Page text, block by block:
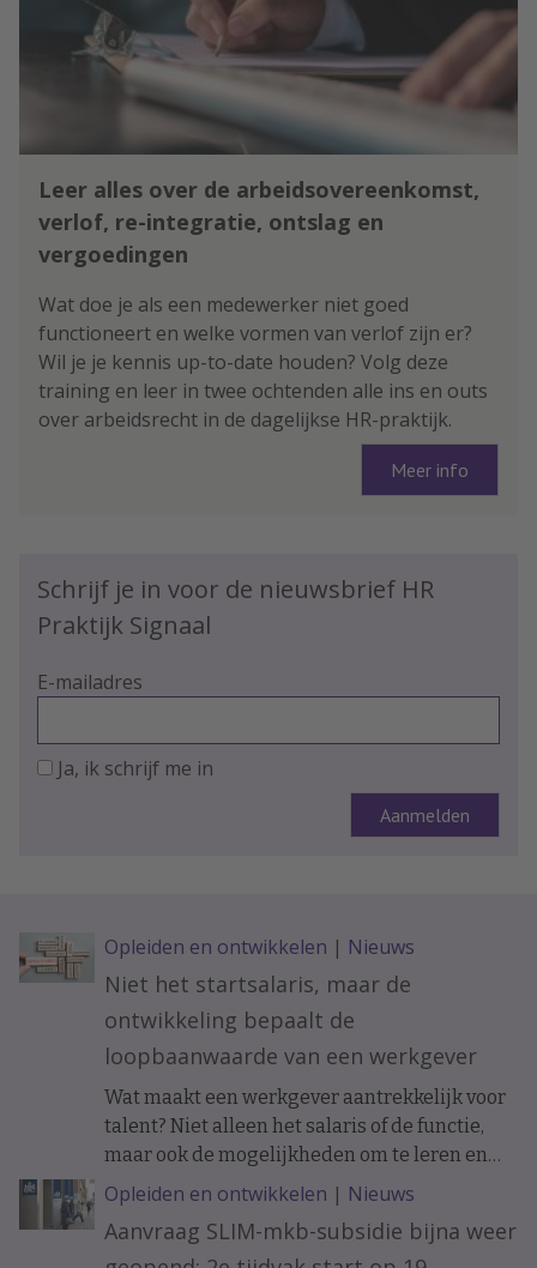
Leer alles over de arbeidsovereenkomst,
verlof, re-integratie, ontslag en
vergoedingen
Wat doe je als een medewerker niet goed
functioneert en welke vormen van verlof zijn er?
Wil je je kennis up-to-date houden? Volg deze
training en leer in twee ochtenden alle ins en outs
over arbeidsrecht in de dagelijkse HR-praktijk.
Meer info
Schrijf je in voor de nieuwsbrief HR
Praktijk Signaal
E-mailadres
Ja, ik schrijf me in
Opleiden en ontwikkelen | Nieuws
Niet het startsalaris, maar de
ontwikkeling bepaalt de
loopbaanwaarde van een werkgever
Wat maakt een werkgever aantrekkelijk voor
talent? Niet alleen het salaris of de functie,
maar ook de mogelijkheden om te leren en
ervaring op te doen. Onderzoek naar de
loopbanen van werknemers laat zien dat de
ontwikkelkansen binnen een organisatie op
Opleiden en ontwikkelen | Nieuws
Aanvraag SLIM-mkb-subsidie bijna weer